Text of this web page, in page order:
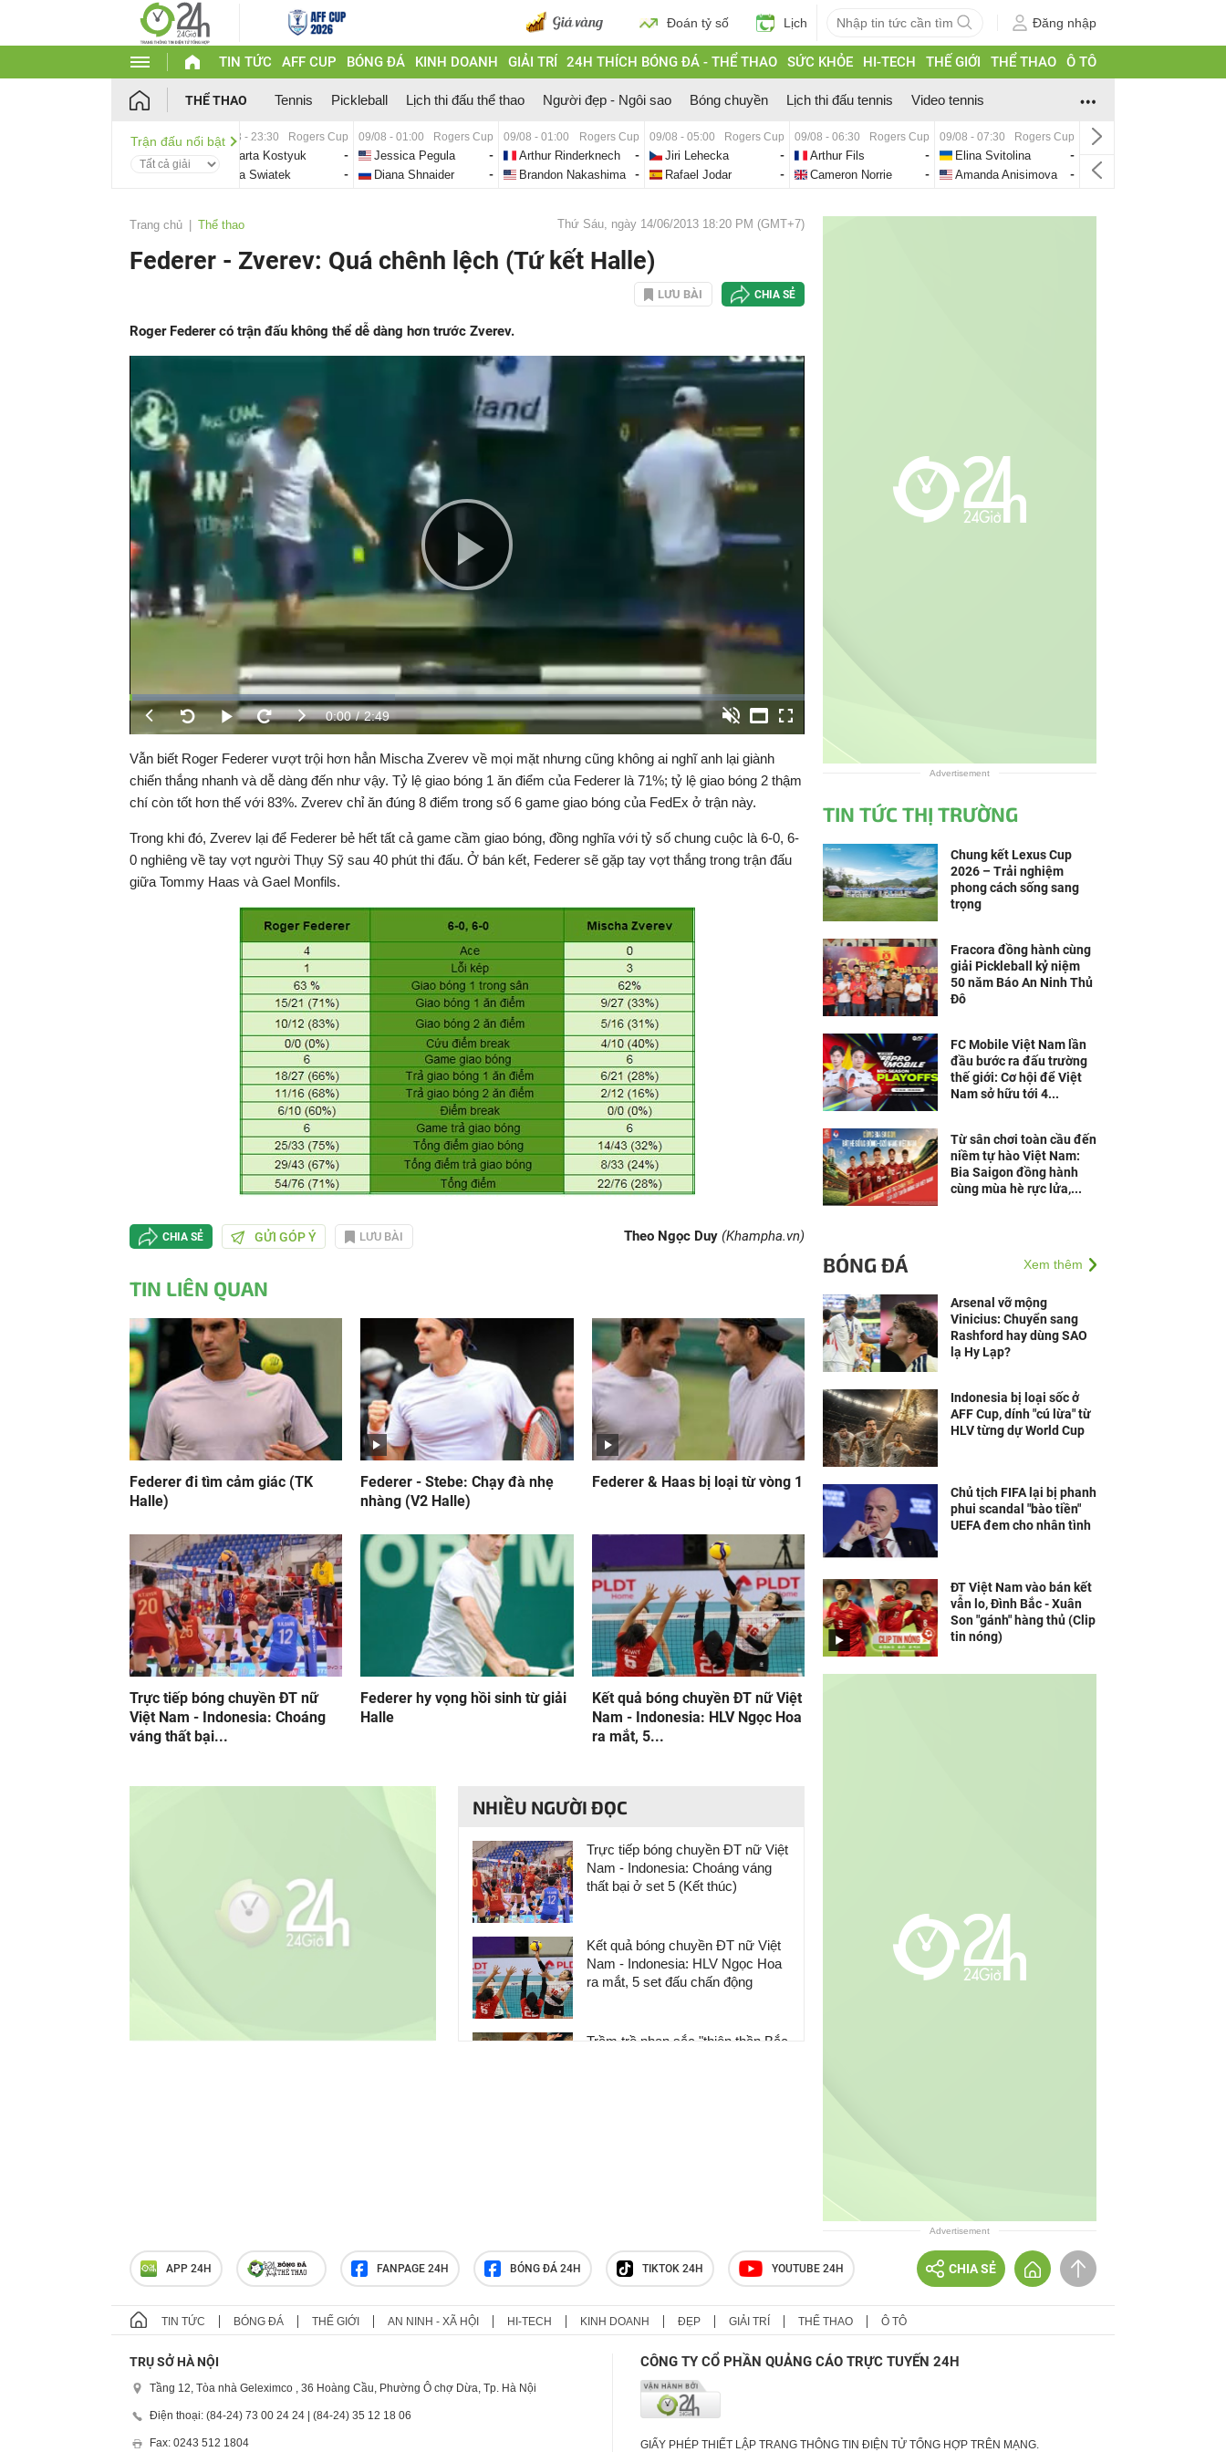
Đoán tỷ số Lịch Đăng nhập
TIN TỨC AFF CUP BÓNG ĐÁ KINH DOANH GIẢI TRÍ 24H THÍCH BÓNG ĐÁ - THỂ THAO SỨC KHỎE HI-TECH THẾ GIỚI THỂ THAO Ô TÔ
THỂ THAO Tennis Pickleball Lịch thi đấu thể thao Người đẹp - Ngôi sao Bóng chuyền Lịch thi đấu tennis Video tennis
Trận đấu nổi bật08/08 - 23:30 Rogers Cup
Marta Kostyuk
-
Iga Swiatek
-
09/08 - 01:00 Rogers Cup
Jessica Pegula
-
Diana Shnaider
-
09/08 - 01:00 Rogers Cup
Arthur Rinderknech
-
Brandon Nakashima
-
09/08 - 05:00 Rogers Cup
Jiri Lehecka
-
Rafael Jodar
-
09/08 - 06:30 Rogers Cup
Arthur Fils
-
Cameron Norrie
-
09/08 - 07:30 Rogers Cup
Elina Svitolina
-
Amanda Anisimova
-
Trang chủ Thể thao Thứ Sáu, ngày 14/06/2013 18:20 PM (GMT+7)
Federer - Zverev: Quá chênh lệch (Tứ kết Halle)
LƯU BÀI CHIA SẺ
Roger Federer có trận đấu không thể dễ dàng hơn trước Zverev.
Play
Video
PreviousBackward
Phát
ForwardNext
Thời
gian
tại
0:00 / Duration
2:49
Đã
tải:
39.28%
Toàn
màn
Bật
âm
Vẫn biết Roger Federer vượt trội hơn hẳn Mischa Zverev về mọi mặt nhưng cũng không ai nghĩ anh lại giành
chiến thắng nhanh và dễ dàng đến như vậy. Tỷ lệ giao bóng 1 ăn điểm của Federer là 71%; tỷ lệ giao bóng 2 thậm
chí còn tốt hơn thế với 83%. Zverev chỉ ăn đúng 8 điểm trong số 6 game giao bóng của FedEx ở trận này.
Trong khi đó, Zverev lại để Federer bẻ hết tất cả game cầm giao bóng, đồng nghĩa với tỷ số chung cuộc là 6-0, 6-
0 nghiêng về tay vợt người Thụy Sỹ sau 40 phút thi đấu. Ở bán kết, Federer sẽ gặp tay vợt thắng trong trận đấu
giữa Tommy Haas và Gael Monfils.
CHIA SẺ GỬI GÓP Ý LƯU BÀI Theo Ngọc Duy (Khampha.vn)
TIN LIÊN QUAN
Federer đi tìm cảm giác (TK
Halle)
Federer - Stebe: Chạy đà nhẹ
nhàng (V2 Halle)
Federer & Haas bị loại từ vòng 1
Trực tiếp bóng chuyền ĐT nữ
Việt Nam - Indonesia: Choáng
váng thất bại...
Federer hy vọng hồi sinh từ giải
Halle
Kết quả bóng chuyền ĐT nữ Việt
Nam - Indonesia: HLV Ngọc Hoa
ra mắt, 5...
NHIỀU NGƯỜI ĐỌC
Trực tiếp bóng chuyền ĐT nữ Việt
Nam - Indonesia: Choáng váng
thất bại ở set 5 (Kết thúc)
Kết quả bóng chuyền ĐT nữ Việt
Nam - Indonesia: HLV Ngọc Hoa
ra mắt, 5 set đấu chấn động
Trầm trồ nhan sắc "thiên thần Bắc
Advertisement
TIN TỨC THỊ TRƯỜNG
Chung kết Lexus Cup
2026 – Trải nghiệm
phong cách sống sang
trọng
Fracora đồng hành cùng
giải Pickleball kỷ niệm
50 năm Báo An Ninh Thủ
Đô
FC Mobile Việt Nam lần
đầu bước ra đấu trường
thế giới: Cơ hội để Việt
Nam sở hữu tới 4...
Từ sân chơi toàn cầu đến
niềm tự hào Việt Nam:
Bia Saigon đồng hành
cùng mùa hè rực lửa,...
BÓNG ĐÁ Xem thêm
Arsenal vỡ mộng
Vinicius: Chuyển sang
Rashford hay dùng SAO
lạ Hy Lạp?
Indonesia bị loại sốc ở
AFF Cup, dính "cú lừa" từ
HLV từng dự World Cup
Chủ tịch FIFA lại bị phanh
phui scandal "bào tiền"
UEFA đem cho nhân tình
ĐT Việt Nam vào bán kết
vẫn lo, Đình Bắc - Xuân
Son "gánh" hàng thủ (Clip
tin nóng)
Advertisement
APP 24H FANPAGE 24H BÓNG ĐÁ 24H TIKTOK 24H YOUTUBE 24H CHIA SẺ
TIN TỨC BÓNG ĐÁ THẾ GIỚI AN NINH - XÃ HỘI HI-TECH KINH DOANH ĐẸP GIẢI TRÍ THỂ THAO Ô TÔ
TRỤ SỞ HÀ NỘI
Tầng 12, Tòa nhà Geleximco , 36 Hoàng Cầu, Phường Ô chợ Dừa, Tp. Hà Nội
Điện thoại: (84-24) 73 00 24 24 | (84-24) 35 12 18 06
Fax: 0243 512 1804
CÔNG TY CỔ PHẦN QUẢNG CÁO TRỰC TUYẾN 24H
GIẤY PHÉP THIẾT LẬP TRANG THÔNG TIN ĐIỆN TỬ TỔNG HỢP TRÊN MẠNG.